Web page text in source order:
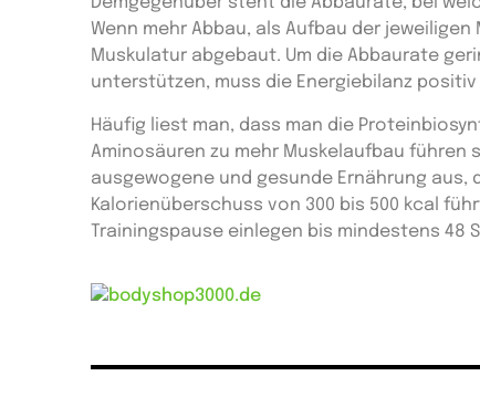
Wenn mehr Abbau, als Aufbau der
Muskulatur abgebaut. Um die Abbaurate
unterstützen, muss die Energiebilanz positiv
Häufig liest man, dass man die
Aminosäuren zu mehr Muskelaufbau
ausgewogene und gesunde Ernährung aus,
Kalorienüberschuss von 300 bis 500 kcal
Trainingspause einlegen bis mindestens 48